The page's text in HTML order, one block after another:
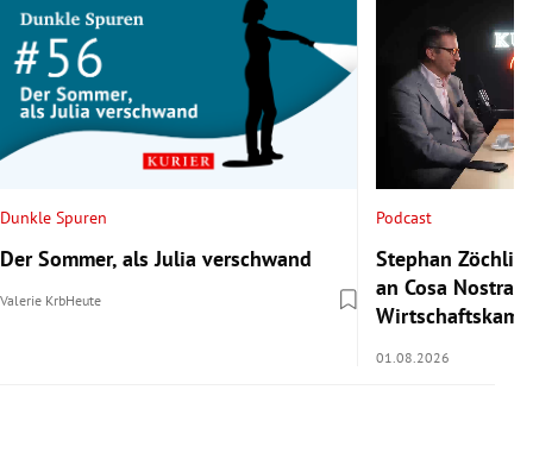
Dunkle Spuren
Der Sommer, als Julia verschwand
Valerie KrbHeute
Podcast
Stephan
an Cosa Nostra
01.08.2026